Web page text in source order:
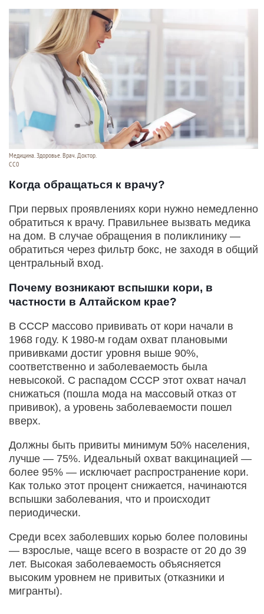
Медицина. Здоровье. Врач. Доктор.
СС0
Когда обращаться к врачу?
При первых проявлениях кори нужно немедленно
обратиться к врачу. Правильнее вызвать медика
на дом. В случае обращения в поликлинику —
обратиться через фильтр бокс, не заходя в общий
центральный вход.
Почему возникают вспышки кори, в
частности в Алтайском крае?
В СССР массово прививать от кори начали в
1968 году. К 1980-м годам охват плановыми
прививками достиг уровня выше 90%,
соответственно и заболеваемость была
невысокой. С распадом СССР этот охват начал
снижаться (пошла мода на массовый отказ от
прививок), а уровень заболеваемости пошел
вверх.
Должны быть привиты минимум 50% населения,
лучше — 75%. Идеальный охват вакцинацией —
более 95% — исключает распространение кори.
Как только этот процент снижается, начинаются
вспышки заболевания, что и происходит
периодически.
Среди всех заболевших корью более половины
— взрослые, чаще всего в возрасте от 20 до 39
лет. Высокая заболеваемость объясняется
высоким уровнем не привитых (отказники и
мигранты).